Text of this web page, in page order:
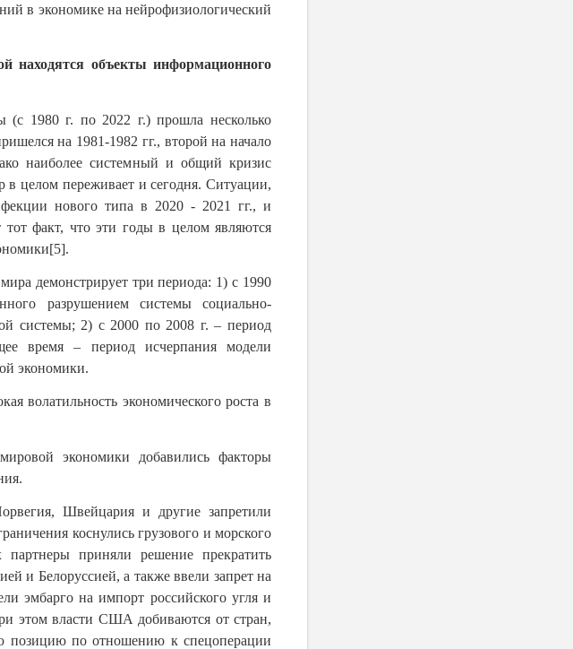
в экономике на нейрофизиологический
находятся объекты информационного
(с 1980 г. по 2022 г.) прошла несколько
на 1981-1982 гг., второй на начало
наиболее системный и общий кризис
в целом переживает и сегодня. Ситуации,
нового типа в 2020 - 2021 гг., и
тот факт, что эти годы в целом являются
демонстрирует три периода: 1) с 1990
разрушением системы социально-
системы; 2) с 2000 по 2008 г. – период
время – период исчерпания модели
экономики.
волатильность экономического роста в
экономики добавились факторы
Швейцария и другие запретили
коснулись грузового и морского
приняли решение прекратить
и Белоруссией, а также ввели запрет на
эмбарго на импорт российского угля и
этом власти США добиваются от стран,
по отношению к спецоперации